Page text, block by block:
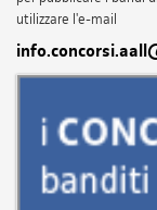
utilizzare l'e-mail